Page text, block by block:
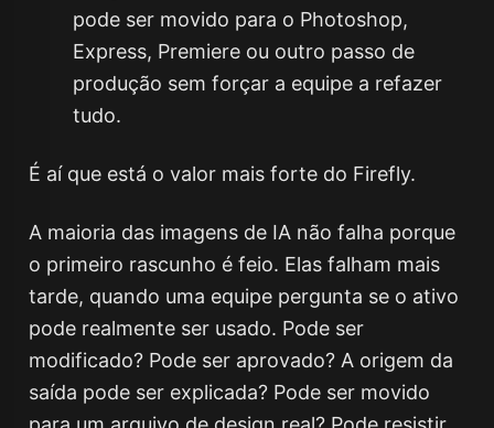
pode ser movido para o Photoshop,
Express, Premiere ou outro passo de
produção sem forçar a equipe a refazer
tudo.
É aí que está o valor mais forte do Firefly.
A maioria das imagens de IA não falha porque
o primeiro rascunho é feio. Elas falham mais
tarde, quando uma equipe pergunta se o ativo
pode realmente ser usado. Pode ser
modificado? Pode ser aprovado? A origem da
saída pode ser explicada? Pode ser movido